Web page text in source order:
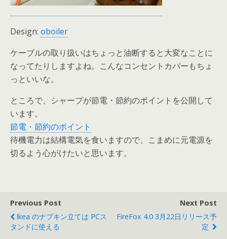
Design: oboiler
ケーブルの取り扱いはちょっと油断すると大変なことに
なってたりしますよね。こんなコンセントカバーもちょ
っといいな。
ところで、シャープが節電・節約のポイントを公開して
います。
節電・節約のポイント
待機電力は結構電気を食いますので、こまめに元電源を
切るよう心がけたいと思います。
Previous Post
Ikea のナプキン立ては PCス
タンドに使える
Next Post
FireFox 4.0 3月22日リリース予
定